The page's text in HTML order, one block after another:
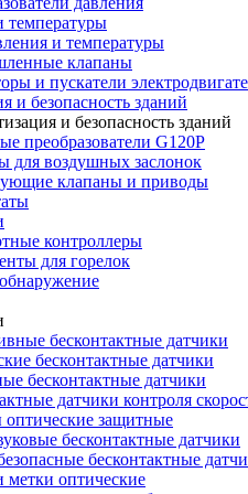
температуры
и температуры
клапаны
и пускатели
и безопасность зданий
и безопасность зданий
преобразователи G120P
для воздушных заслонок
клапаны и приводы
контроллеры
для горелок
бесконтактные датчики
бесконтактные датчики
бесконтактные датчики
датчики контроля
оптические защитные
бесконтактные датчики
бесконтактные
метки оптические